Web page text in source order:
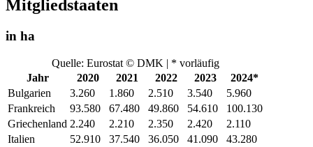
Mitgliedstaaten
in ha
Quelle: Eurostat © DMK | * vorläufig
Jahr
2020 2021 2022 2023
2024*
Bulgarien
3.260 1.860 2.510 3.540
5.960
Frankreich
93.580 67.480 49.860 54.610
100.130
Griechenland 2.240 2.210 2.350 2.420
2.110
Italien
52.910 37.540 36.050 41.090
43.280